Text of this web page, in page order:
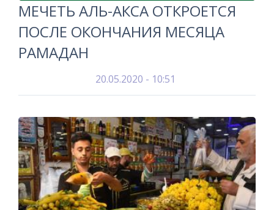
МЕЧЕТЬ АЛЬ-АКСА ОТКРОЕТСЯ
ПОСЛЕ ОКОНЧАНИЯ МЕСЯЦА
РАМАДАН
20.05.2020 - 10:51